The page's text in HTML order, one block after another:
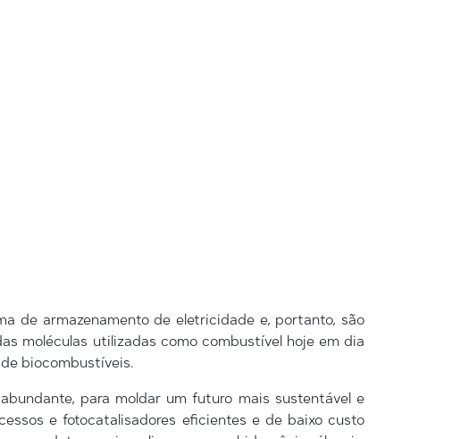
de armazenamento de eletricidade e, portanto, são
moléculas utilizadas como combustível hoje em dia
biocombustíveis.
para moldar um futuro mais sustentável e
e fotocatalisadores eficientes e de baixo custo